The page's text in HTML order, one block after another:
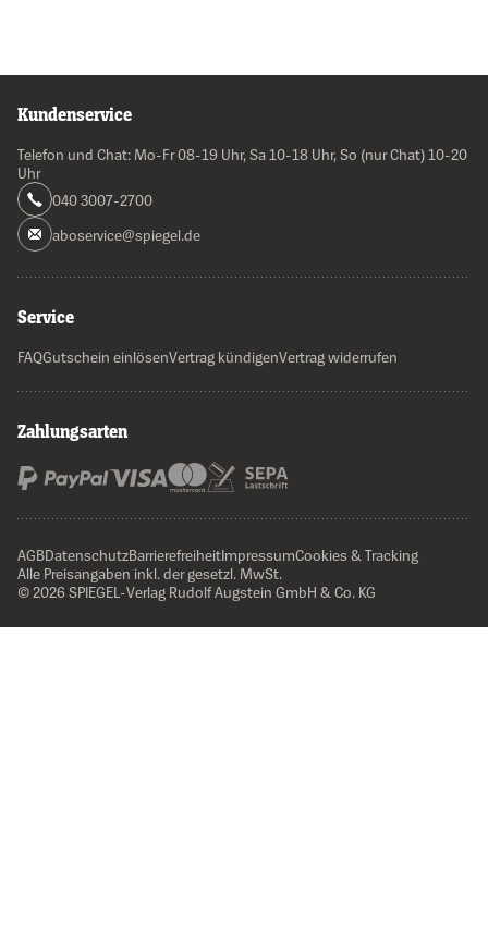
Kundenservice
Telefon und Chat: Mo-Fr 08-19 Uhr, Sa 10-18 Uhr, So (nur Chat) 10-20
Uhr
040 3007-2700
aboservice@spiegel.de
Service
FAQGutschein einlösenVertrag kündigenVertrag widerrufen
Zahlungsarten
AGBDatenschutzBarrierefreiheitImpressumCookies & Tracking
Alle Preisangaben inkl. der gesetzl. MwSt.
© 2026 SPIEGEL-Verlag Rudolf Augstein GmbH & Co. KG